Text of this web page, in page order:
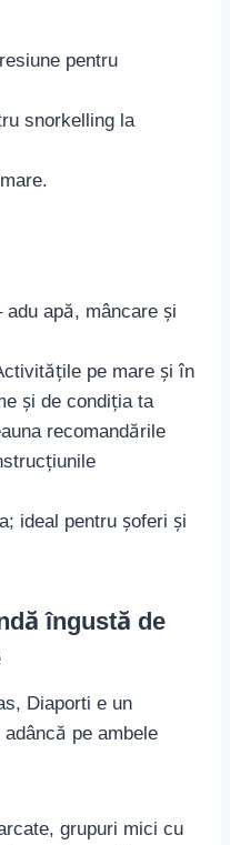
pentru
snorkelling la
apă, mâncare și
pe mare și în
și de condiția ta
recomandările
ideal pentru șoferi și
îngustă de
Diaporti e un
pe ambele
grupuri mici cu